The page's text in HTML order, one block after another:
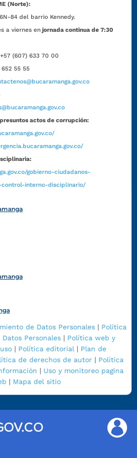
(Norte):
84 del barrio Kennedy.
a viernes en jornada continua de 7:30
+57 (607) 633 70 00
55 55
actos de corrupción:
gobierno-ciudadanos-
interno-disciplinario/
de Datos Personales| Política
Personales | Política web y
| Política editorial | Plan de
de derechos de autor| Política
| Uso y monitoreo pagina
| Mapa del sitio